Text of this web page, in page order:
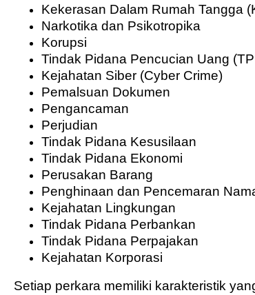
Kekerasan Dalam Rumah Tangga
Narkotika dan Psikotropika
Korupsi
Tindak Pidana Pencucian Uang
Kejahatan Siber (Cyber Crime)
Pemalsuan Dokumen
Pengancaman
Perjudian
Tindak Pidana Kesusilaan
Tindak Pidana Ekonomi
Perusakan Barang
Penghinaan dan Pencemaran
Kejahatan Lingkungan
Tindak Pidana Perbankan
Tindak Pidana Perpajakan
Kejahatan Korporasi
Setiap perkara memiliki karakteristik